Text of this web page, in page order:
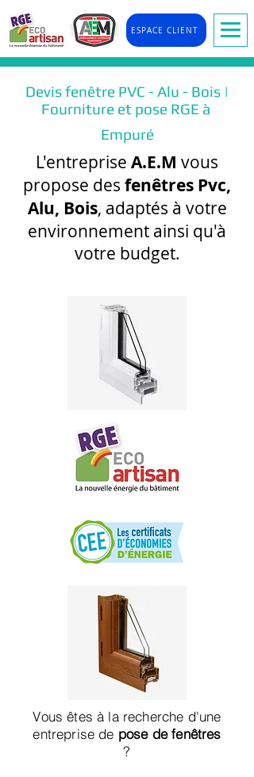
ESPACE CLIENT
Devis fenêtre PVC - Alu - Bois |
Fourniture et pose RGE à
Empuré
L'entreprise A.E.M vous
propose des fenêtres Pvc,
Alu, Bois, adaptés à votre
environnement ainsi qu'à
votre budget.
Vous êtes à la recherche d'une
entreprise de pose de fenêtres
?